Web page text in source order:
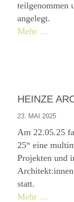
teilgenommen
angelegt.
Mehr …
HEINZE
23. MAI 2025
Am 22.05.25
25“ eine
Projekten und
statt.
Mehr …